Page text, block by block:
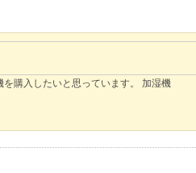
購入したいと思っています。 加湿機